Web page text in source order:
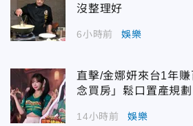
沒整理好
6小時前 娛樂
直擊/金娜妍來台1年
念買房」鬆口置產規劃
14小時前 娛樂